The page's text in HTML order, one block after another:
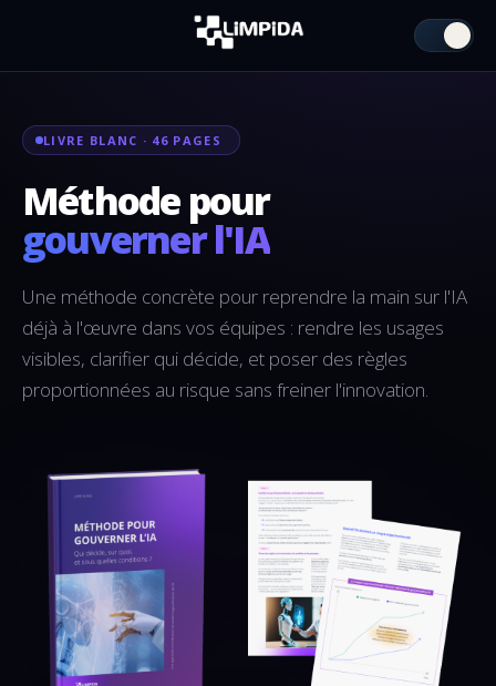
LIVRE BLANC · 46 PAGES
Méthode pour
gouverner l'IA
Une méthode concrète pour reprendre la main sur l'IA
déjà à l'œuvre dans vos équipes : rendre les usages
visibles, clarifier qui décide, et poser des règles
proportionnées au risque sans freiner l'innovation.